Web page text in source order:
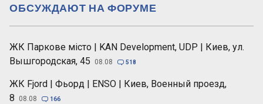
ЖК Паркове місто | KAN Development, UDP | Киев, ул.
Вышгородская, 45
08.08  518
ЖК Fjord | Фьорд | ENSO | Киев, Военный проезд,
8
08.08  166
ОБСУЖДАЮТ НА ФОРУМЕ